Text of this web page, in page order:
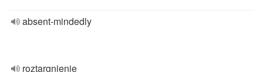
absent-mindedly
roztargnienie